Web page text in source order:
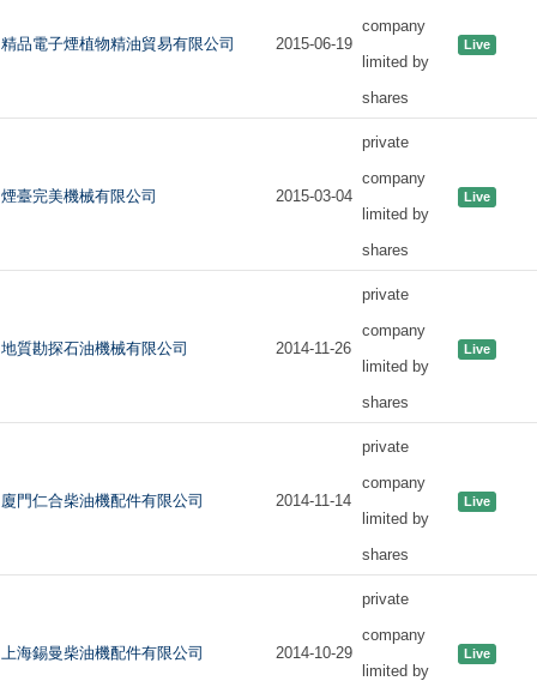
精品電子煙植物精油貿易有限公司 2015-06-19
company
limited by
shares
Live
煙臺完美機械有限公司 2015-03-04
private
company
limited by
shares
Live
地質勘探石油機械有限公司 2014-11-26
private
company
limited by
shares
Live
廈門仁合柴油機配件有限公司 2014-11-14
private
company
limited by
shares
Live
上海錫曼柴油機配件有限公司 2014-10-29
private
company
limited by
Live